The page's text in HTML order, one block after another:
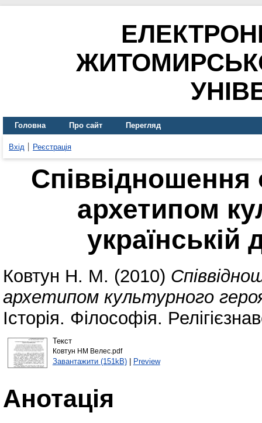
Головна Про сайт Перегляд
Вхід Реєстрація
Співвідношення
архетипом
українській
Ковтун Н. М. (2010)
архетипом культурного героя
Історія. Філософія.
Текст
Ковтун НМ Велес.pdf
Завантажити (151kB)| Preview
Анотація